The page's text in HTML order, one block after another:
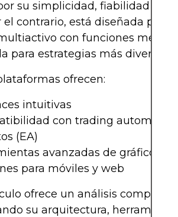
su simplicidad, fiabilidad y
el contrario, está diseñada para
con funciones
para estrategias más diversas y
ofrecen:
intuitivas
con trading
(EA)
avanzadas de gráficos y
para móviles y web
ofrece un análisis completo
su arquitectura,